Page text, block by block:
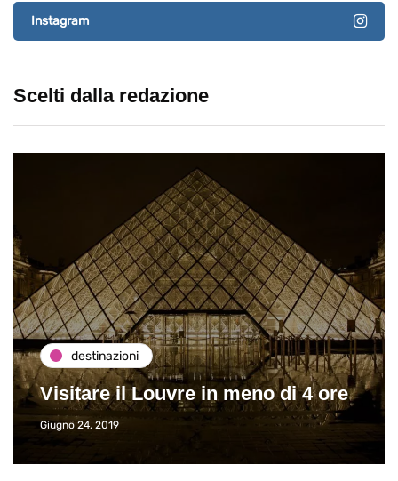
Instagram
Scelti dalla redazione
destinazioni
Visitare il Louvre in meno di 4 ore
Giugno 24, 2019